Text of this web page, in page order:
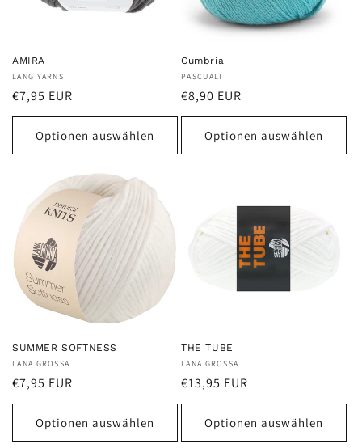
AMIRA
Anbieter:
LANG YARNS
Normaler
Preis
€7,95 EUR
Optionen auswählen
Cumbria
Anbieter:
PASCUALI
Normaler
Preis
€8,90 EUR
Optionen auswählen
SUMMER SOFTNESS
Anbieter:
LANA GROSSA
Normaler
Preis
€7,95 EUR
Optionen auswählen
THE TUBE
Anbieter:
LANA GROSSA
Normaler
Preis
€13,95 EUR
Optionen auswählen